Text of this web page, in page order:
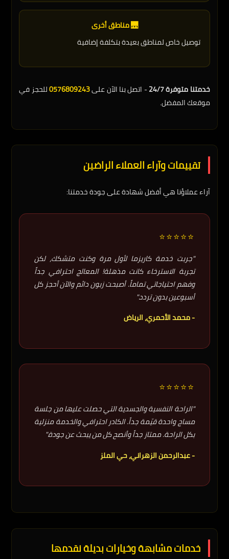
🌉 مناطق أخرى
توصيل خاص لمناطق بعيدة بتكلفة إضافية
خدمتنا متوفرة 24/7 - اتصل بنا الآن على0576809243للحجز في
موقعك المفضل.
تقييمات وآراء العملاء الراضين
آراء عملاؤنا هي أفضل شهادة على جودة خدمتنا:
⭐⭐⭐⭐⭐
"جربت خدمة كاريزما لأول مرة وكنت متشكك، لكن
تجربة الاسترخاء كانت مذهلة! المعالج احترافي جداً
وفهم احتياجاتي تماماً. أصبحت زبون دائم والآن أحجز كل
أسبوعين بدون تردد."
- محمد الأحمري، الرياض
⭐⭐⭐⭐⭐
"الراحة النفسية والجسدية التي حصلت عليها من جلسة
مساج واحدة قيّمة جداً. الكادر احترافي والخدمة منزلية
بكل الراحة. ممتاز جداً وأنصح كل من يبحث عن جودة."
- عبدالرحمن الزهراني، حي الملز
خدمات مشابهة وخيارات بديلة نقدمها